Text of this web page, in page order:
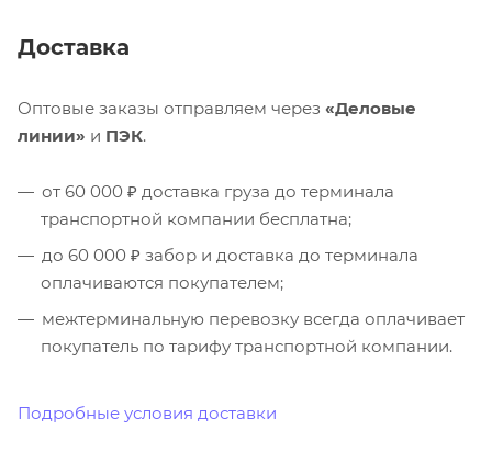
Доставка
Оптовые заказы отправляем через «Деловые
линии» и ПЭК.
от 60 000 ₽ доставка груза до терминала
транспортной компании бесплатна;
до 60 000 ₽ забор и доставка до терминала
оплачиваются покупателем;
межтерминальную перевозку всегда оплачивает
покупатель по тарифу транспортной компании.
Подробные условия доставки